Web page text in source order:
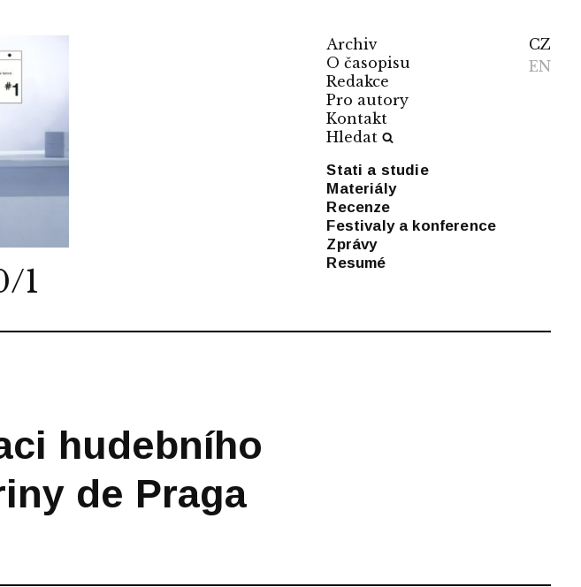
1
Archiv
O časopisu
Redakce
Pro autory
Kontakt
Hledat
Stati a studie
Materiály
Recenze
Festivaly a konference
Zprávy
Resumé
CZ
EN
hudebního
de Praga